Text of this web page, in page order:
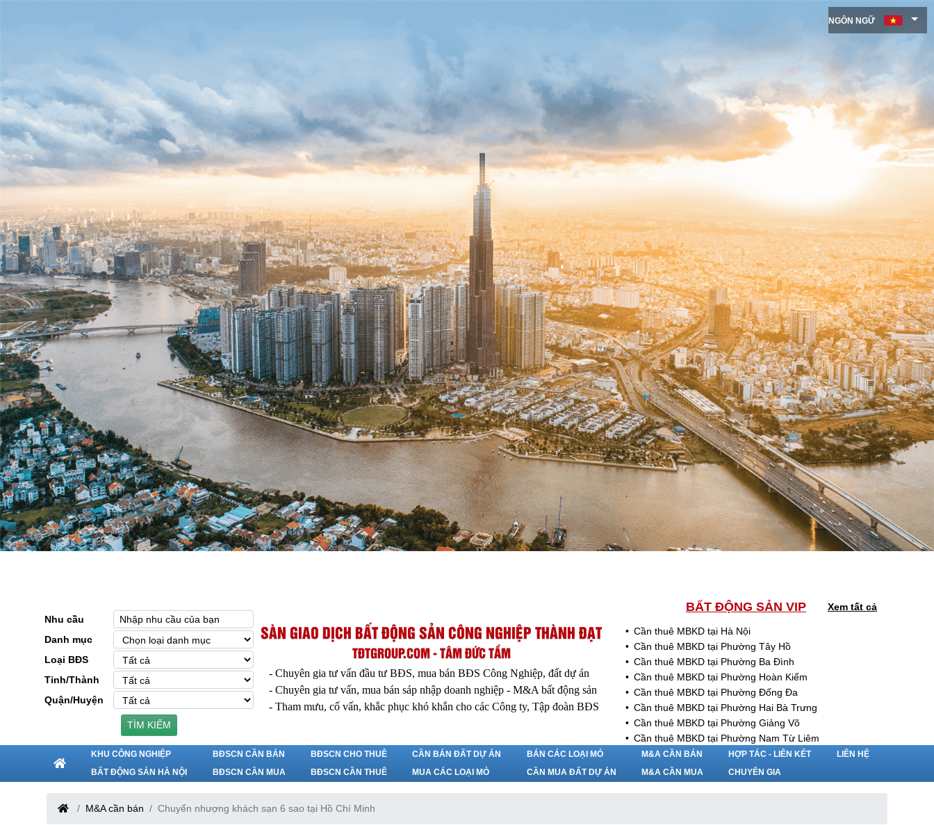
Nhu cầu
Danh mục
Loại BĐS
Tỉnh/Thành
Quận/Huyện
TÌM KIẾM
SÀN GIAO DỊCH BẤT ĐỘNG SẢN CÔNG NGHIỆP THÀNH ĐẠT
TĐTGROUP.COM - TÂM ĐỨC TẦM
- Chuyên gia tư vấn đầu tư BĐS, mua bán BĐS Công Nghiệp, đất dự án
- Chuyên gia tư vấn, mua bán sáp nhập doanh nghiệp - M&A bất động sản
- Tham mưu, cố vấn, khắc phục khó khắn cho các Công ty, Tập đoàn BĐS
BẤT ĐỘNG SẢN VIP Xem tất cả
Cần thuê MBKD tại Hà Nội
Cần thuê MBKD tại Phường Tây Hồ
Cần thuê MBKD tại Phường Ba Đình
Cần thuê MBKD tại Phường Hoàn Kiếm
Cần thuê MBKD tại Phường Đống Đa
Cần thuê MBKD tại Phường Hai Bà Trưng
Cần thuê MBKD tại Phường Giảng Võ
Cần thuê MBKD tại Phường Nam Từ Liêm
Cần thuê MBKD tại Phường Cầu Giấy
Cần thuê MBKD tại Phường Thanh Xuân
Cần thuê MBKD tại Phường Long Biên
NGÔN NGỮ
KHU CÔNG NGHIỆP
BẤT ĐỘNG SẢN HÀ NỘI
BĐSCN CẦN BÁN
BĐSCN CẦN MUA
BĐSCN CHO THUÊ
BĐSCN CẦN THUÊ
CẦN BÁN ĐẤT DỰ ÁN
MUA CÁC LOẠI MỎ
BÁN CÁC LOẠI MỎ
CẦN MUA ĐẤT DỰ ÁN
M&A CẦN BÁN
M&A CẦN MUA
HỢP TÁC - LIÊN KẾT
CHUYÊN GIA
LIÊN HỆ
M&A cần bán Chuyển nhượng khách sạn 6 sao tại Hồ Chí Minh